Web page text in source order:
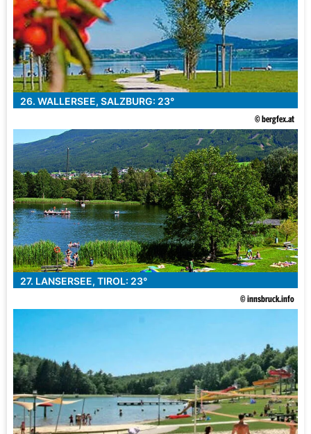
26. WALLERSEE, SALZBURG: 23°
© bergfex.at
27. LANSERSEE, TIROL: 23°
© innsbruck.info